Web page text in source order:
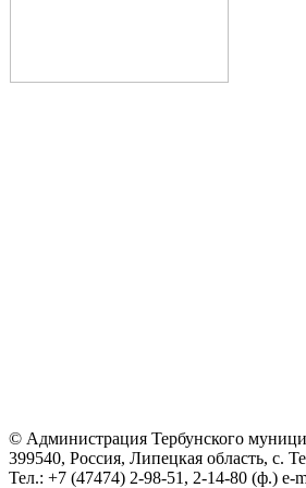
© Администрация Тербунского
399540, Россия, Липецкая область, с.
Тел.: +7 (47474) 2-98-51, 2-14-80 (ф.) e-